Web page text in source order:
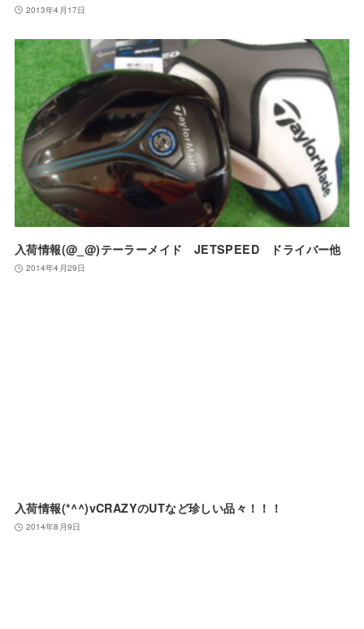
2013年4月17日
入荷情報(@_@)テーラーメイド JETSPEED ドライバー他
2014年4月29日
入荷情報(*^^)vCRAZYのUTなど珍しい品々！！！
2014年8月9日